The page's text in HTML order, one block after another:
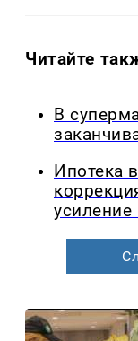
Читайте
В
Ипотека
усиление